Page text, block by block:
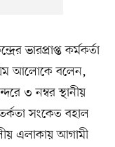
ভারপ্রাপ্ত কর্মকর্তা
আলোকে বলেন,
৩ নম্বর স্থানীয়
সংকেত বহাল
এলাকায় আগামী